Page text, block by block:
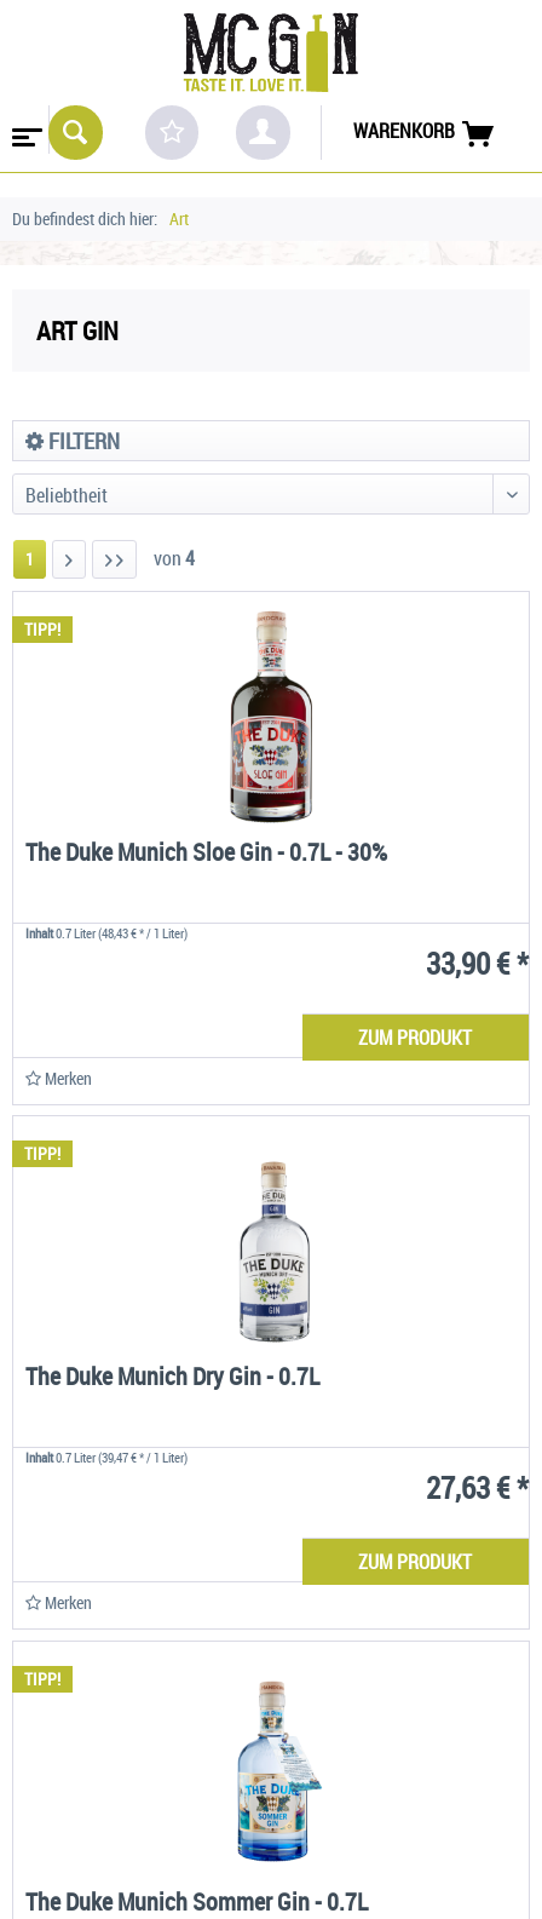
WARENKORB
Du befindest dich hier: Art
ART GIN
FILTERN
1 von4
TIPP!
The Duke Munich Sloe Gin - 0.7L - 30%
Inhalt0.7 Liter(48,43 € * / 1 Liter)
33,90 € *
ZUM PRODUKT
Merken
TIPP!
The Duke Munich Dry Gin - 0.7L
Inhalt0.7 Liter(39,47 € * / 1 Liter)
27,63 € *
ZUM PRODUKT
Merken
TIPP!
The Duke Munich Sommer Gin - 0.7L